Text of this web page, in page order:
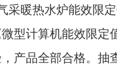
采暖热水炉能效限
微型计算机能效限
，产品全部合格。抽